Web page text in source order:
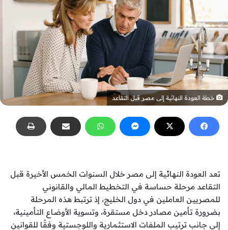
خطة العودة النهائية إلى مصر قبل التقاعد
تعد العودة النهائية إلى مصر خلال السنوات الخمس الأخيرة قبل
التقاعد مرحلة حساسة في التخطيط المالي والقانوني
للمصريين العاملين في دول الخليج، إذ ترتبط هذه المرحلة
بضرورة تأمين مصادر دخل مستقرة، وتسوية الأوضاع التأمينية،
إلى جانب ترتيب الملفات الاستثمارية واللوجستية وفقًا للقوانين